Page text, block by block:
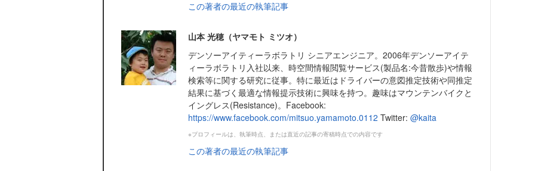
この著者の最近の執筆記事
山本 光穂（ヤマモト ミツオ）
デンソーアイティーラボラトリ シニアエンジニア。2006年デンソーアイテ
ィーラボラトリ入社以来、時空間情報閲覧サービス(製品名:今昔散歩)や情報
検索等に関する研究に従事。特に最近はドライバーの意図推定技術や同推定
結果に基づく最適な情報提示技術に興味を持つ。趣味はマウンテンバイクと
イングレス(Resistance)。Facebook:
https://www.facebook.com/mitsuo.yamamoto.0112 Twitter: @kaita
※プロフィールは、執筆時点、または直近の記事の寄稿時点での内容です
この著者の最近の執筆記事